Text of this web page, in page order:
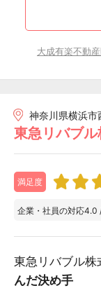
大成有楽不動
神奈川県横浜市
東急リバブ
満足度
企業・社員の対応4.0
東急リバブル
んだ決め手